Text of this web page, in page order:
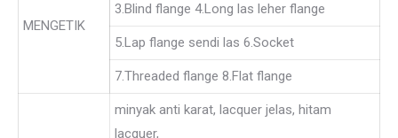
MENGETIK
3.Blind flange 4.Long las leher flange
5.Lap flange sendi las 6.Socket
7.Threaded flange 8.Flat flange
minyak anti karat, lacquer jelas, hitam
lacquer,